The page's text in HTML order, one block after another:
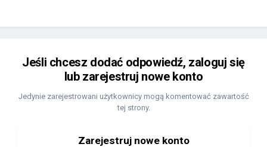
Jeśli chcesz dodać odpowiedź, zaloguj się
lub zarejestruj nowe konto
Jedynie zarejestrowani użytkownicy mogą komentować zawartość
tej strony.
Zarejestruj nowe konto